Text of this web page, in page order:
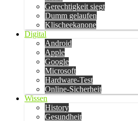
Gerechtigkeit siegt
Dumm gelaufen
Klischeekanone
Digital
Android
Apple
Google
Microsoft
Hardware-Test
Online-Sicherheit
Wissen
History
Gesundheit